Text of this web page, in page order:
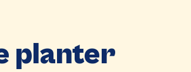
planter